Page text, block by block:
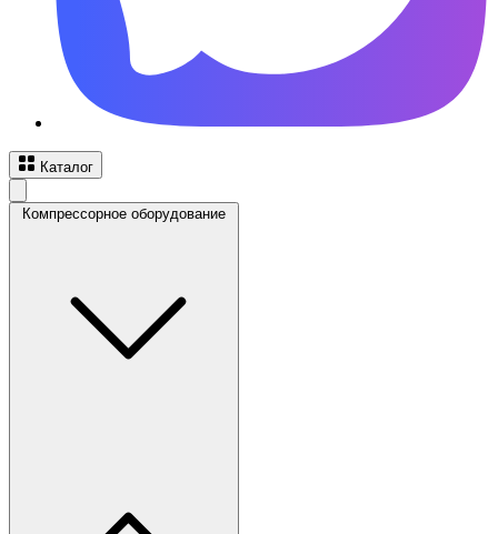
Каталог
Компрессорное оборудование